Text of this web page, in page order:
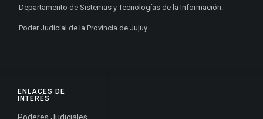
ENLACES DE
INTERÉS
Departamento de Sistemas y Tecnologías de la Información.
Poder Judicial de la Provincia de Jujuy